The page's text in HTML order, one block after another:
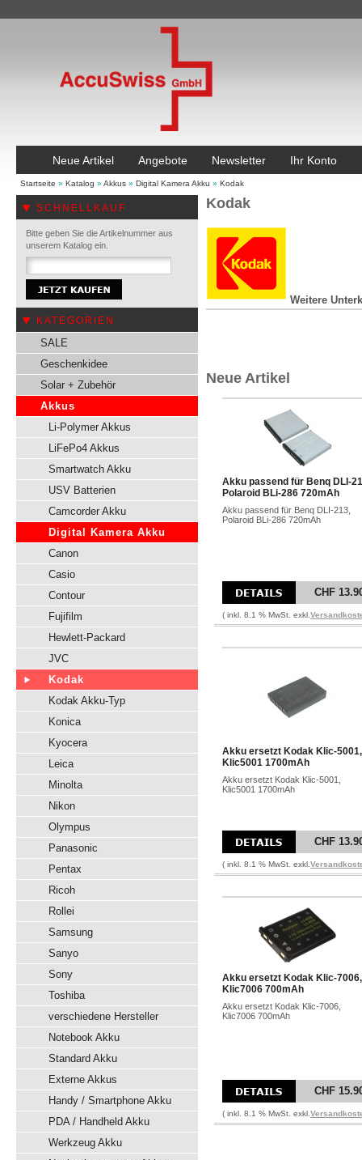
Neue Artikel Angebote Newsletter Ihr Konto
Startseite » Katalog » Akkus » Digital Kamera Akku » Kodak
SCHNELLKAUF
Bitte geben Sie die Artikelnummer aus
unserem Katalog ein.
KATEGORIEN
SALE
Geschenkidee
Solar + Zubehör
Akkus
Li-Polymer Akkus
LiFePo4 Akkus
Smartwatch Akku
USV Batterien
Camcorder Akku
Digital Kamera Akku
Canon
Casio
Contour
Fujifilm
Hewlett-Packard
JVC
Kodak
Kodak Akku-Typ
Konica
Kyocera
Leica
Minolta
Nikon
Olympus
Panasonic
Pentax
Ricoh
Rollei
Samsung
Sanyo
Sony
Toshiba
verschiedene Hersteller
Notebook Akku
Standard Akku
Externe Akkus
Handy / Smartphone Akku
PDA / Handheld Akku
Werkzeug Akku
Kodak
Weitere
Neue Artikel
Akku passend für Benq DLI-
Polaroid BLi-286 720mAh
Akku passend für Benq DLI-213,
Polaroid BLi-286 720mAh
CHF
( inkl. 8.1 % MwSt. exkl.
Akku ersetzt Kodak Klic-5001,
Klic5001 1700mAh
Akku ersetzt Kodak Klic-5001,
Klic5001 1700mAh
CHF
( inkl. 8.1 % MwSt. exkl.
Akku ersetzt Kodak Klic-7006,
Klic7006 700mAh
Akku ersetzt Kodak Klic-7006,
Klic7006 700mAh
CHF
( inkl. 8.1 % MwSt. exkl.